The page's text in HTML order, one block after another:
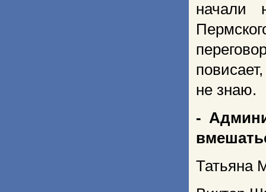
начали
не знаю.
-
Татьяна